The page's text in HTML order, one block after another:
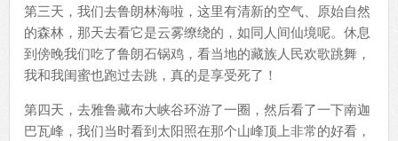
第三天，我们去鲁朗林海啦，这里有清新的空气、原始自然
的森林，那天去看它是云雾缭绕的，如同人间仙境呢。休息
到傍晚我们吃了鲁朗石锅鸡，看当地的藏族人民欢歌跳舞，
我和我闺蜜也跑过去跳，真的是享受死了！
第四天，去雅鲁藏布大峡谷环游了一圈，然后看了一下南迦
巴瓦峰，我们当时看到太阳照在那个山峰顶上非常的好看，